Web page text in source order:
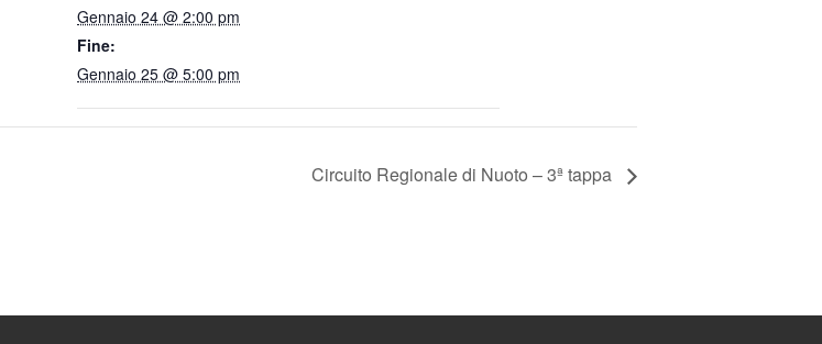
Gennaio 24 @ 2:00 pm
Fine:
Gennaio 25 @ 5:00 pm
Circuito Regionale di Nuoto – 3ª tappa